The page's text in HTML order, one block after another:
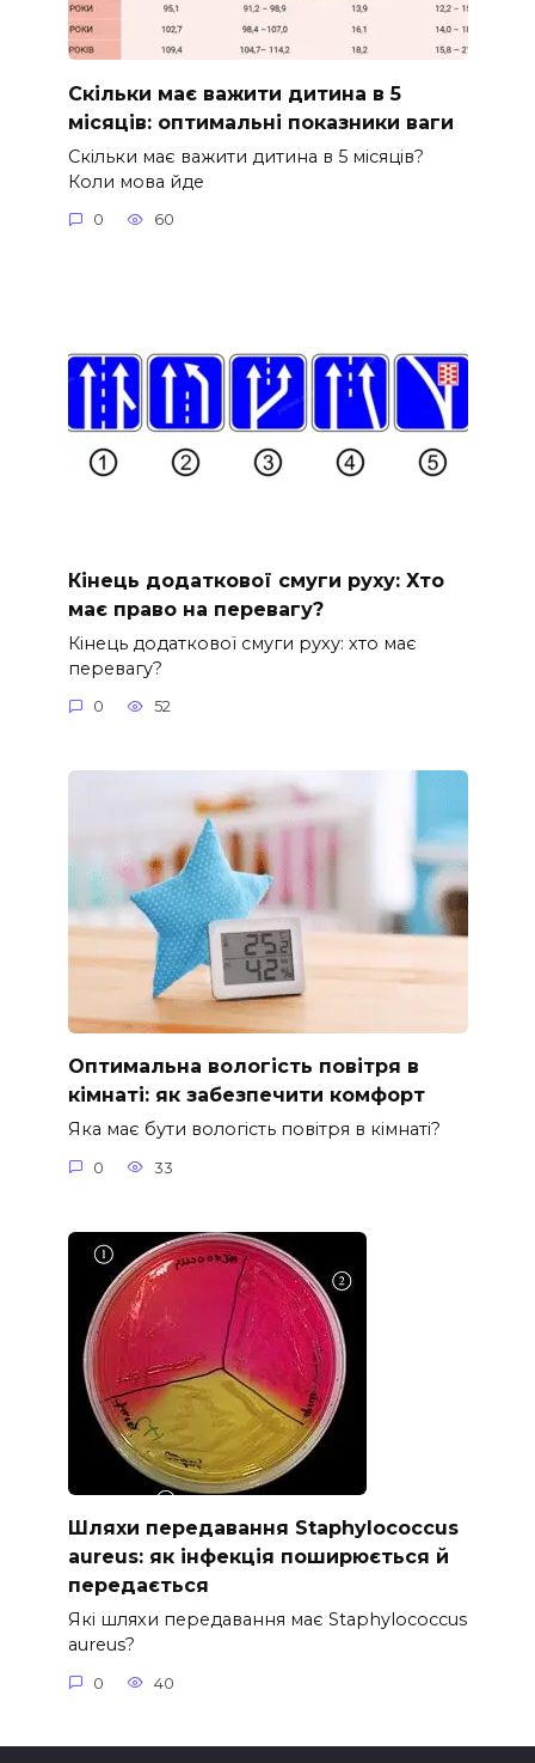
Скільки має важити дитина в 5
місяців: оптимальні показники ваги
Скільки має важити дитина в 5 місяців?
Коли мова йде
0 60
Кінець додаткової смуги руху: Хто
має право на перевагу?
Кінець додаткової смуги руху: хто має
перевагу?
0 52
Оптимальна вологість повітря в
кімнаті: як забезпечити комфорт
Яка має бути вологість повітря в кімнаті?
0 33
Шляхи передавання Staphylococcus
aureus: як інфекція поширюється й
передається
Які шляхи передавання має Staphylococcus
aureus?
0 40